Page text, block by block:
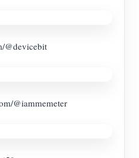
@devicebit
@iammemeter